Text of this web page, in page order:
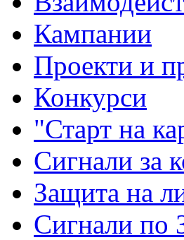
Кампании
Проекти и
Конкурси
"Старт на
Сигнали за
Защита на
Сигнали